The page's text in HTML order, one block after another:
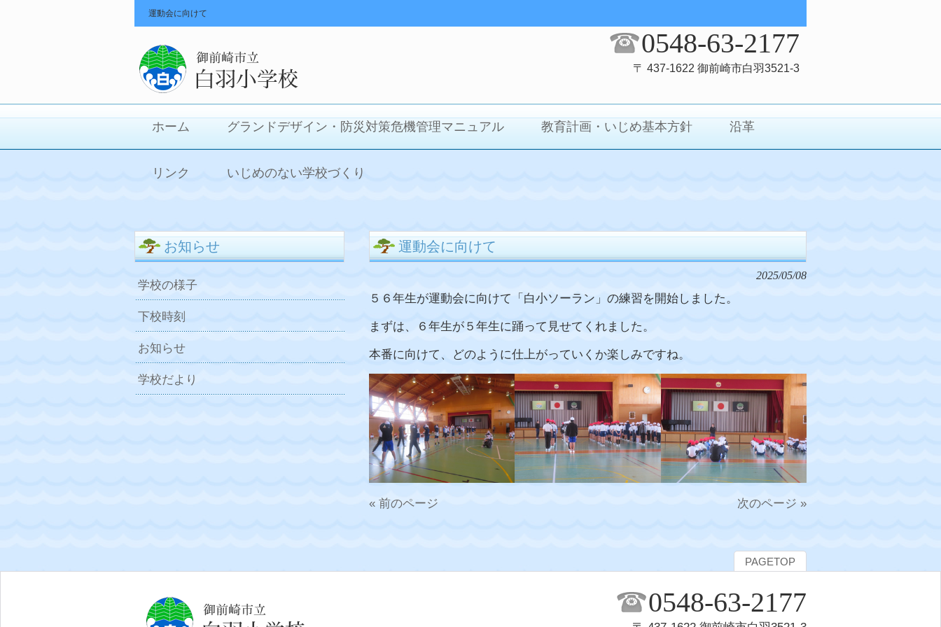
運動会に向けて
0548-63-2177
〒 437-1622 御前崎市白羽3521-3
ホーム グランドデザイン・防災対策危機管理マニュアル 教育計画・いじめ基本方針 沿革
リンク いじめのない学校づくり
運動会に向けて
2025/05/08
５６年生が運動会に向けて「白小ソーラン」の練習を開始しました。
まずは、６年生が５年生に踊って見せてくれました。
本番に向けて、どのように仕上がっていくか楽しみですね。
« 前のページ 次のページ »
お知らせ
学校の様子
下校時刻
お知らせ
学校だより
PAGETOP
0548-63-2177